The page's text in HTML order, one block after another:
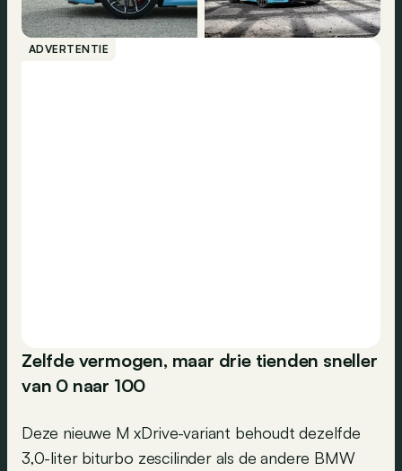
ADVERTENTIE
Zelfde vermogen, maar drie tienden sneller
van 0 naar 100
Deze nieuwe M xDrive-variant behoudt dezelfde
3,0-liter biturbo zescilinder als de andere BMW